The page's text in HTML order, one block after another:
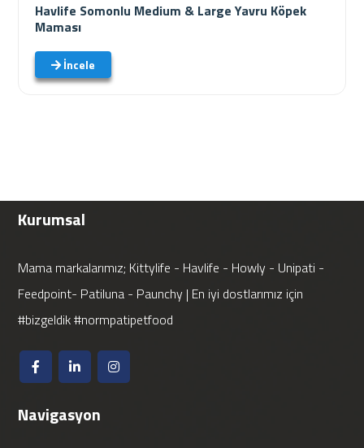
Havlife Somonlu Medium & Large Yavru Köpek
Maması
İncele
Kurumsal
Mama markalarımız; Kittylife - Havlife - Howly - Unipati -
Feedpoint- Patiluna - Paunchy | En iyi dostlarımız için
#bizgeldik #normpatipetfood
Navigasyon